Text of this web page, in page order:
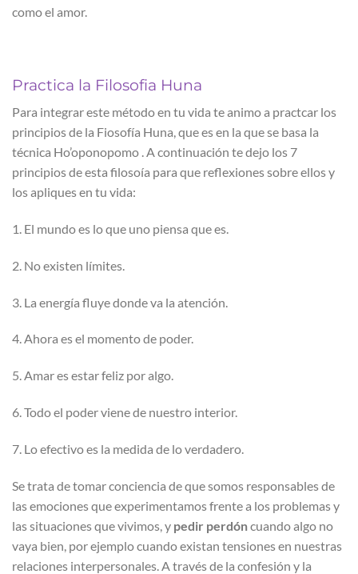
como el amor.
Practica la Filosofia Huna
Para integrar este método en tu vida te animo a practcar los
principios de la Fiosofía Huna, que es en la que se basa la
técnica Ho’oponopomo . A continuación te dejo los 7
principios de esta filosoía para que reflexiones sobre ellos y
los apliques en tu vida:
1. El mundo es lo que uno piensa que es.
2. No existen límites.
3. La energía fluye donde va la atención.
4. Ahora es el momento de poder.
5. Amar es estar feliz por algo.
6. Todo el poder viene de nuestro interior.
7. Lo efectivo es la medida de lo verdadero.
Se trata de tomar conciencia de que somos responsables de
las emociones que experimentamos frente a los problemas y
las situaciones que vivimos, y pedir perdóncuando algo no
vaya bien, por ejemplo cuando existan tensiones en nuestras
relaciones interpersonales. A través de la confesión y la